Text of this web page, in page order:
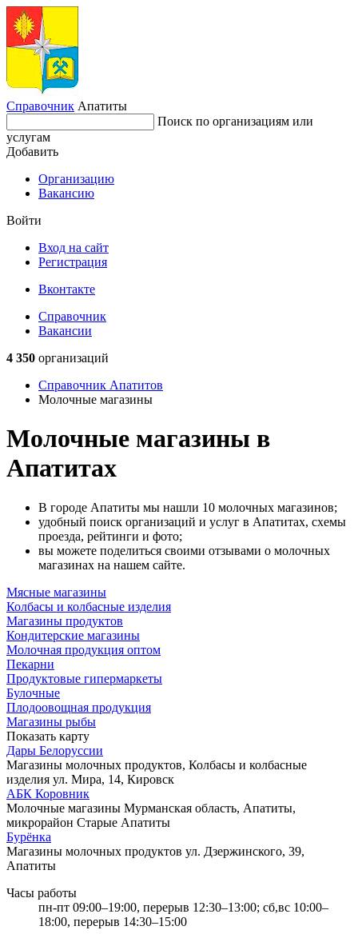
Справочник Апатиты
Поиск по организациям или
услугам
Добавить
Организацию
Вакансию
Войти
Вход на сайт
Регистрация
Вконтакте
Справочник
Вакансии
4 350 организаций
Справочник Апатитов
Молочные магазины
Молочные магазины в
Апатитах
В городе Апатиты мы нашли 10 молочных магазинов;
удобный поиск организаций и услуг в Апатитах, схемы
проезда, рейтинги и фото;
вы можете поделиться своими отзывами о молочных
магазинах на нашем сайте.
Мясные магазины
Колбасы и колбасные изделия
Магазины продуктов
Кондитерские магазины
Молочная продукция оптом
Пекарни
Продуктовые гипермаркеты
Булочные
Плодоовощная продукция
Магазины рыбы
Показать карту
Дары Белоруссии
Магазины молочных продуктов, Колбасы и колбасные
изделия ул. Мира, 14, Кировск
АБК Коровник
Молочные магазины Мурманская область, Апатиты,
микрорайон Старые Апатиты
Бурёнка
Магазины молочных продуктов ул. Дзержинского, 39,
Апатиты
Часы работы
пн-пт 09:00–19:00, перерыв 12:30–13:00; сб,вс 10:00–
18:00, перерыв 14:30–15:00